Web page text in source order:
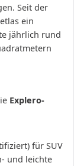
Seit der
ein
jährlich rund
Explero-
für SUV
und leichte